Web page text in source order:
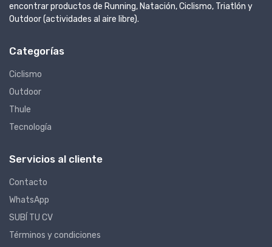
encontrar productos de Running, Natación, Ciclismo, Triatlón y
Outdoor (actividades al aire libre).
Categorías
Ciclismo
Outdoor
Thule
Tecnología
Servicios al cliente
Contacto
WhatsApp
SUBÍ TU CV
Términos y condiciones